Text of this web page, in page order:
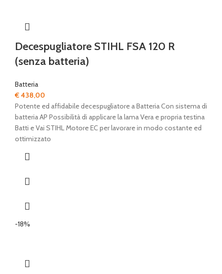
Decespugliatore STIHL FSA 120 R
(senza batteria)
Batteria
€438,00
Potente ed affidabile decespugliatore a Batteria Con sistema di
batteria AP Possibilità di applicare la lama Vera e propria testina
Batti e Vai STIHL Motore EC per lavorare in modo costante ed
ottimizzato
-18%